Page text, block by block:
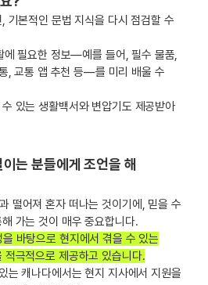
기본적인 문법 지식을 다시 점검할 수
필요한 정보—예를 들어, 필수 물품,
, 교통 앱 추천 등—를 미리 배울 수
있는 생활백서와 변압기도 제공받아
는 분들에게 조언을 해
떨어져 혼자 떠나는 것이기에, 믿을 수
가는 것이 매우 중요합니다.
바탕으로 현지에서 겪을 수 있는
적극적으로 제공하고 있습니다.
는 캐나다에서는 현지 지사에서 지원을